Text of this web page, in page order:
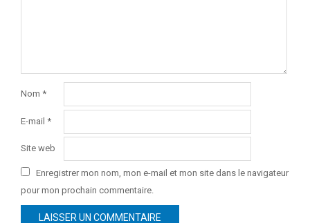
Nom *
E-mail *
Site web
Enregistrer mon nom, mon e-mail et mon site dans le navigateur
pour mon prochain commentaire.